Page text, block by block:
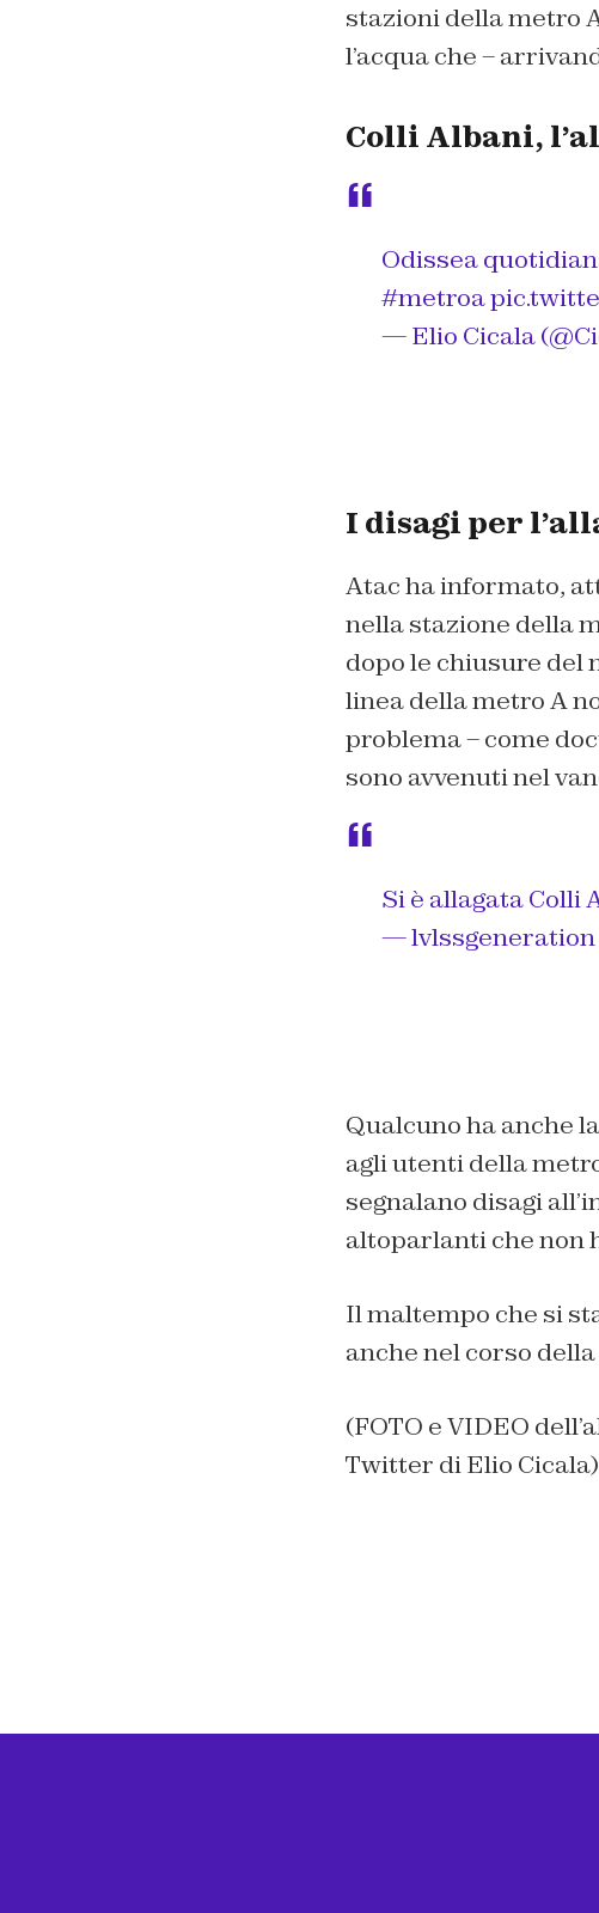
stazioni della metro
l’acqua che –
Colli Albani,
Odissea
#metroa
— Elio Cicala
I disagi per
Atac ha informato,
nella stazione della
dopo le chiusure del
linea della metro A
problema – come
sono avvenuti nel
Si è allagata Colli
— lvlssgeneration
Qualcuno ha anche
agli utenti della
segnalano disagi
altoparlanti che non
Il maltempo che si
anche nel corso
(FOTO e VIDEO
Twitter di Elio Cicala)